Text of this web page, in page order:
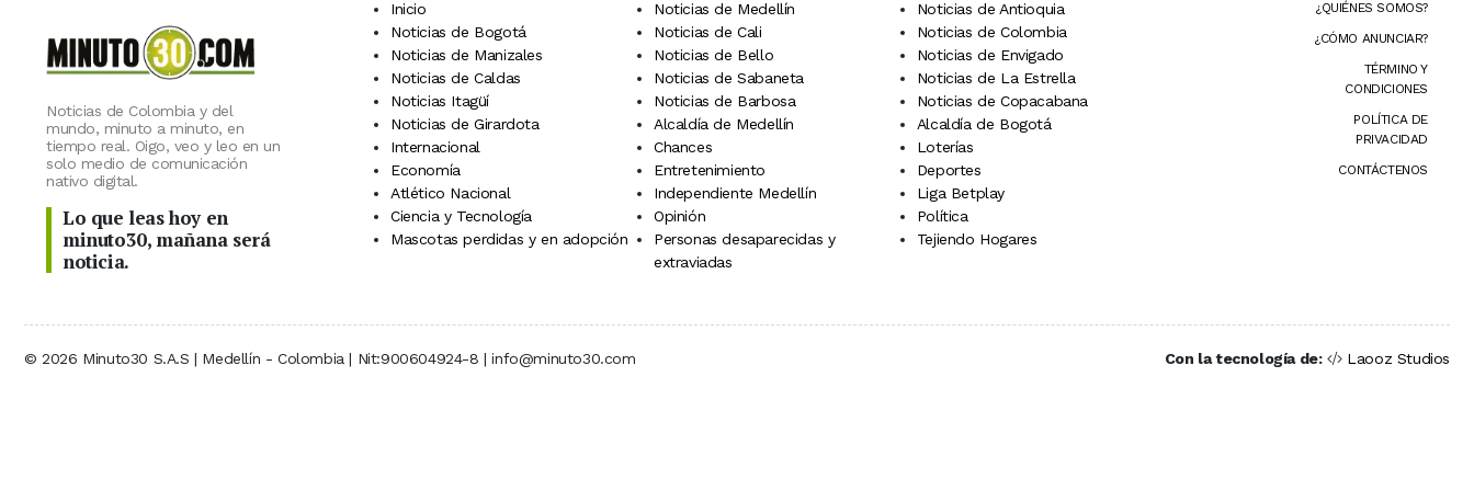
Noticias de Colombia y del
mundo, minuto a minuto, en
tiempo real. Oigo, veo y leo en un
solo medio de comunicación
nativo digital.
Lo que leas hoy en
minuto30, mañana será
noticia.
Inicio Noticias de Medellín
Noticias de Antioquia
Noticias de Bogotá
Noticias de Cali
Noticias de Colombia
Noticias de Manizales
Noticias de Bello
Noticias de Envigado
Noticias de Caldas
Noticias de Sabaneta
Noticias de La Estrella
Noticias Itagüí
Noticias de Barbosa
Noticias de Copacabana
Noticias de Girardota
Alcaldía de Medellín
Alcaldía de Bogotá
Internacional
Chances
Loterías
Economía
Entretenimiento
Deportes
Atlético Nacional
Independiente Medellín
Liga Betplay
Ciencia y Tecnología
Opinión
Política
Mascotas perdidas y en adopción
Personas desaparecidas y
extraviadas
Tejiendo Hogares
¿QUIÉNES SOMOS?
¿CÓMO ANUNCIAR?
TÉRMINO Y
CONDICIONES
POLÍTICA DE
PRIVACIDAD
CONTÁCTENOS
© 2026 Minuto30 S.A.S | Medellín - Colombia | Nit:900604924-8 | info@minuto30.com Con la tecnología de: Laooz Studios